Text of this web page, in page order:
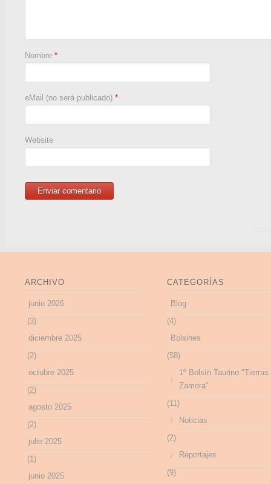
Nombre *
eMail (no será publicado) *
Website
ARCHIVO
junio 2026
(3)
diciembre 2025
(2)
octubre 2025
(2)
agosto 2025
(2)
julio 2025
(1)
junio 2025
CATEGORÍAS
Blog
(4)
Bolsines
(58)
1º Bolsín Taurino "Tierras
Zamora"
(11)
Noticias
(2)
Reportajes
(9)